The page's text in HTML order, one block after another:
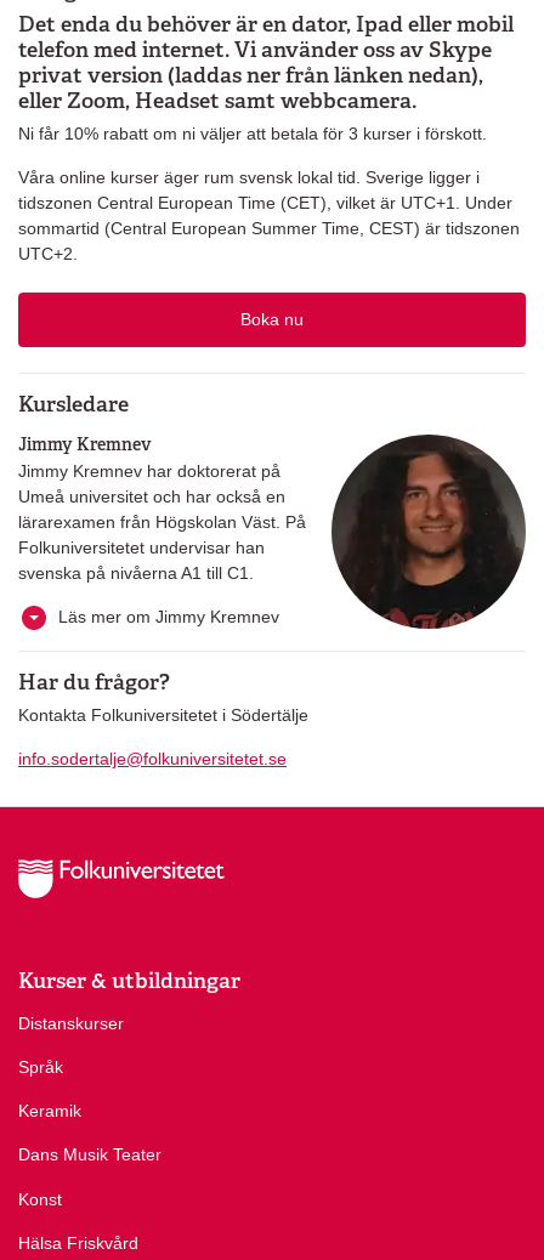
Det enda du behöver är en dator, Ipad eller mobil
telefon med internet. Vi använder oss av Skype
privat version (laddas ner från länken nedan),
eller Zoom, Headset samt webbcamera.
Ni får 10% rabatt om ni väljer att betala för 3 kurser i förskott.
Våra online kurser äger rum svensk lokal tid. Sverige ligger i
tidszonen Central European Time (CET), vilket är UTC+1. Under
sommartid (Central European Summer Time, CEST) är tidszonen
UTC+2.
Boka nu
Kursledare
Jimmy Kremnev
Jimmy Kremnev har doktorerat på
Umeå universitet och har också en
lärarexamen från Högskolan Väst. På
Folkuniversitetet undervisar han
svenska på nivåerna A1 till C1.
Läs mer om Jimmy Kremnev
Har du frågor?
Kontakta Folkuniversitetet i Södertälje
info.sodertalje@folkuniversitetet.se
Kurser & utbildningar
Distanskurser
Språk
Keramik
Dans Musik Teater
Konst
Hälsa Friskvård